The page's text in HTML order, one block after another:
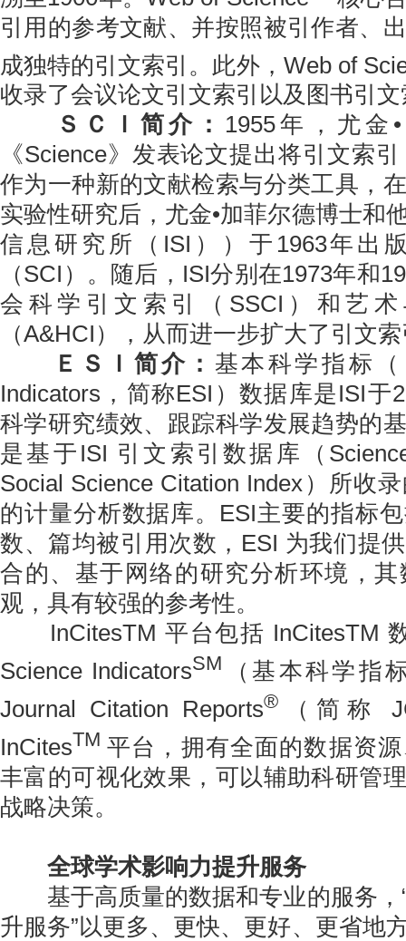
引用的参考文献、并按照被引作者、
成独特的引文索引。此外，Web of
收录了会议论文引文索引以及图书引
ＳＣＩ简介 ： 1955年，尤金
《Science》发表论文提出将引文索
作为一种新的文献检索与分类工具，
实验性研究后，尤金•加菲尔德博士和
信息研究所（ISI））于1963年出
（SCI）。随后，ISI分别在1973年和
会科学引文索引（SSCI）和艺
（A&HCI），从而进一步扩大了引文
ＥＳＩ简介： 基本科学指标（
Indicators，简称ESI）数据库是ISI于
科学研究绩效、跟踪科学发展趋势的
是基于ISI 引文索引数据库（
Social Science Citation Index）所收
的计量分析数据库。ESI主要的指标
数、篇均被引用次数，ESI 为我们提
合的、基于网络的研究分析环境，
观，具有较强的参考性。
InCitesTM 平台包括 InCitesTM
Science IndicatorsSM
（基本科学指
Journal Citation Reports® （简称
InCitesTM 平台，拥有全面的数据资
丰富的可视化效果，可以辅助科研管
战略决策。
全球学术影响力提升服务
基于高质量的数据和专业的服务，
升服务”以更多、更快、更好、更省地